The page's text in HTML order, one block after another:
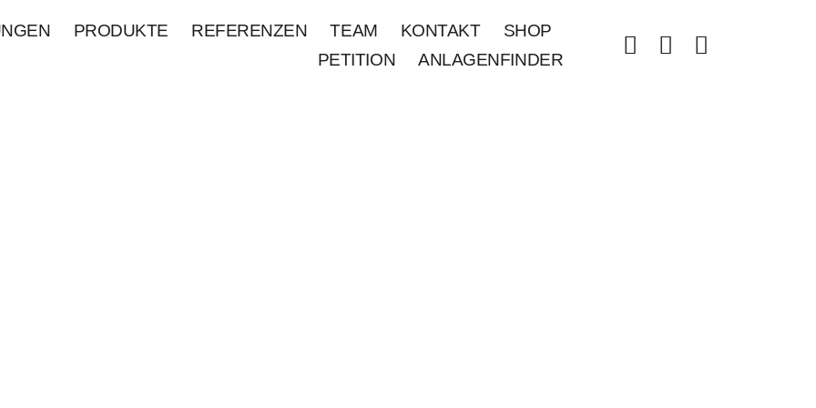
PRODUKTE REFERENZEN TEAM KONTAKT
SHOP
PETITION
ANLAGENFINDER